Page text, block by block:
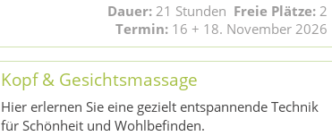
Dauer: 21 Stunden Freie Plätze:2
Termin: 16 + 18. November 2026
Kopf & Gesichtsmassage
Hier erlernen Sie eine gezielt entspannende Technik
für Schönheit und Wohlbefinden.